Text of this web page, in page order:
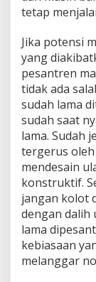
tetap
Jika potensi
yang
pesantren
tidak ada
sudah lama
sudah saat
lama. Sudah
tergerus
mendesain
konstruktif.
jangan kolot
dengan dalih
lama
kebiasaan
melanggar